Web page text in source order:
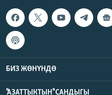
БИЗ ЖӨНҮНДӨ
"АЗАТТЫКТЫН" САНДЫГЫ